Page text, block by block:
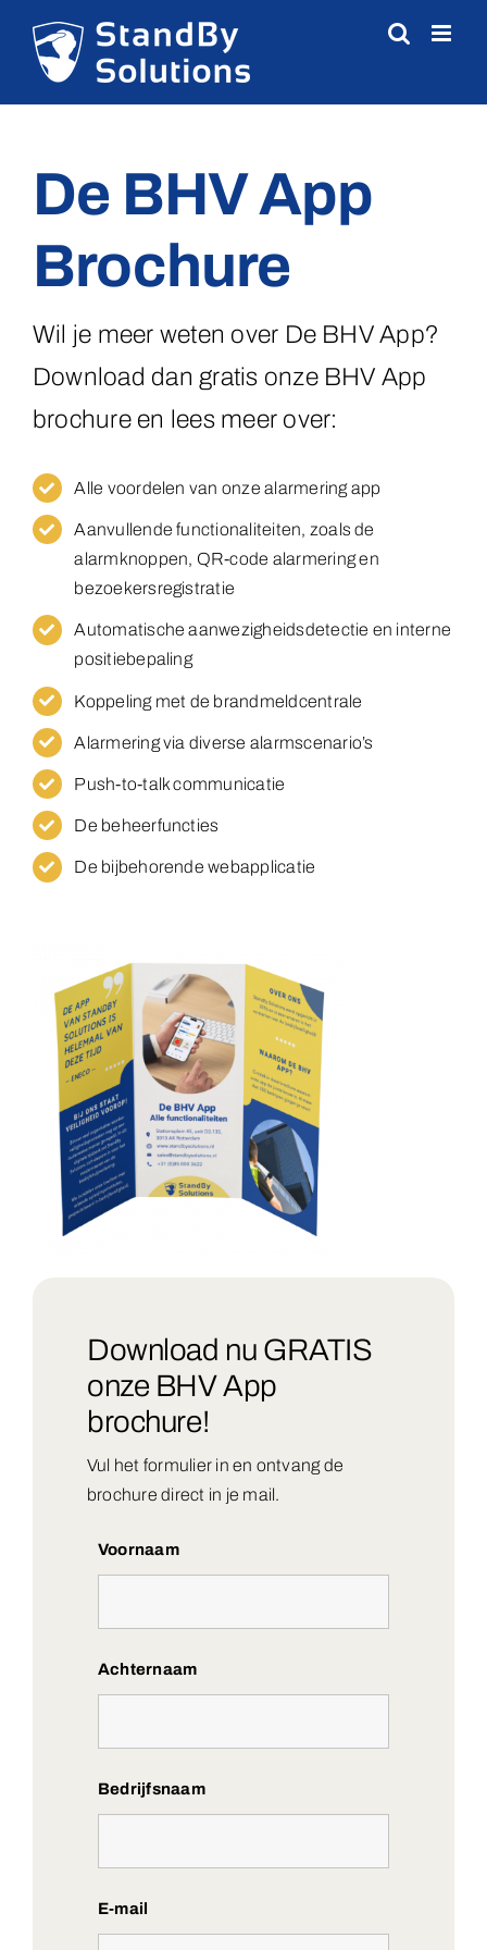
content
De BHV App
Brochure
Wil je meer weten over De BHV App?
Download dan gratis onze BHV App
brochure en lees meer over:
Alle voordelen van onze alarmering app
Aanvullende functionaliteiten, zoals de
alarmknoppen, QR-code alarmering en
bezoekersregistratie
Automatische aanwezigheidsdetectie en interne
positiebepaling
Koppeling met de brandmeldcentrale
Alarmering via diverse alarmscenario’s
Push-to-talk communicatie
De beheerfuncties
De bijbehorende webapplicatie
Download nu GRATIS
onze BHV App
brochure!
Vul het formulier in en ontvang de
brochure direct in je mail.
Voornaam
Achternaam
Bedrijfsnaam
E-mail